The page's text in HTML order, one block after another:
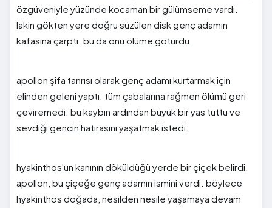
özgüveniyle yüzünde kocaman bir gülümseme vardı.
lakin gökten yere doğru süzülen disk genç adamın
kafasına çarptı. bu da onu ölüme götürdü.
apollon şifa tanrısı olarak genç adamı kurtarmak için
elinden geleni yaptı. tüm çabalarına rağmen ölümü geri
çeviremedi. bu kaybın ardından büyük bir yas tuttu ve
sevdiği gencin hatırasını yaşatmak istedi.
hyakinthos'un kanının döküldüğü yerde bir çiçek belirdi.
apollon, bu çiçeğe genç adamın ismini verdi. böylece
hyakinthos doğada, nesilden nesile yaşamaya devam